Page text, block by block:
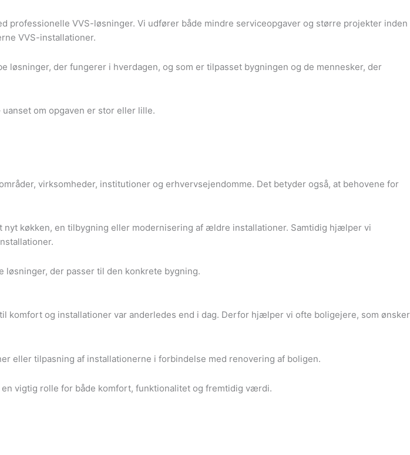
VVS-løsninger. Vi udfører både mindre serviceopgaver og større projekter inden
VVS-installationer.
løsninger, der fungerer i hverdagen, og som er tilpasset bygningen og de mennesker, der
om opgaven er stor eller lille.
virksomheder, institutioner og erhvervsejendomme. Det betyder også, at behovene for
køkken, en tilbygning eller modernisering af ældre installationer. Samtidig hjælper vi
løsninger, der passer til den konkrete bygning.
og installationer var anderledes end i dag. Derfor hjælper vi ofte boligejere, som ønsker
eller tilpasning af installationerne i forbindelse med renovering af boligen.
vigtig rolle for både komfort, funktionalitet og fremtidig værdi.